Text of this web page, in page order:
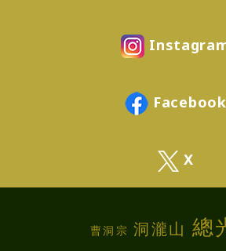
Facebook
X
曹洞宗洞瀧山 總